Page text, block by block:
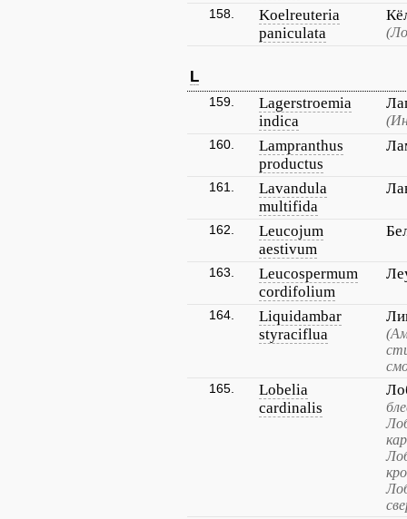
158.
Koelreuteria
paniculata
L
159.
Lagerstroemia
indica
160.
Lampranthus
productus
161.
Lavandula
multifida
162.
Leucojum
aestivum
163.
Leucospermum
cordifolium
164.
Liquidambar
styraciflua
165.
Lobelia
cardinalis